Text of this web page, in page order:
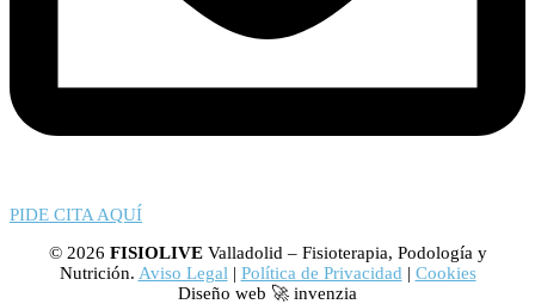
PIDE CITA AQUÍ
© 2026 FISIOLIVEValladolid – Fisioterapia, Podología y
Nutrición. Aviso Legal | Política de Privacidad | Cookies
Diseño web 🚀 invenzia